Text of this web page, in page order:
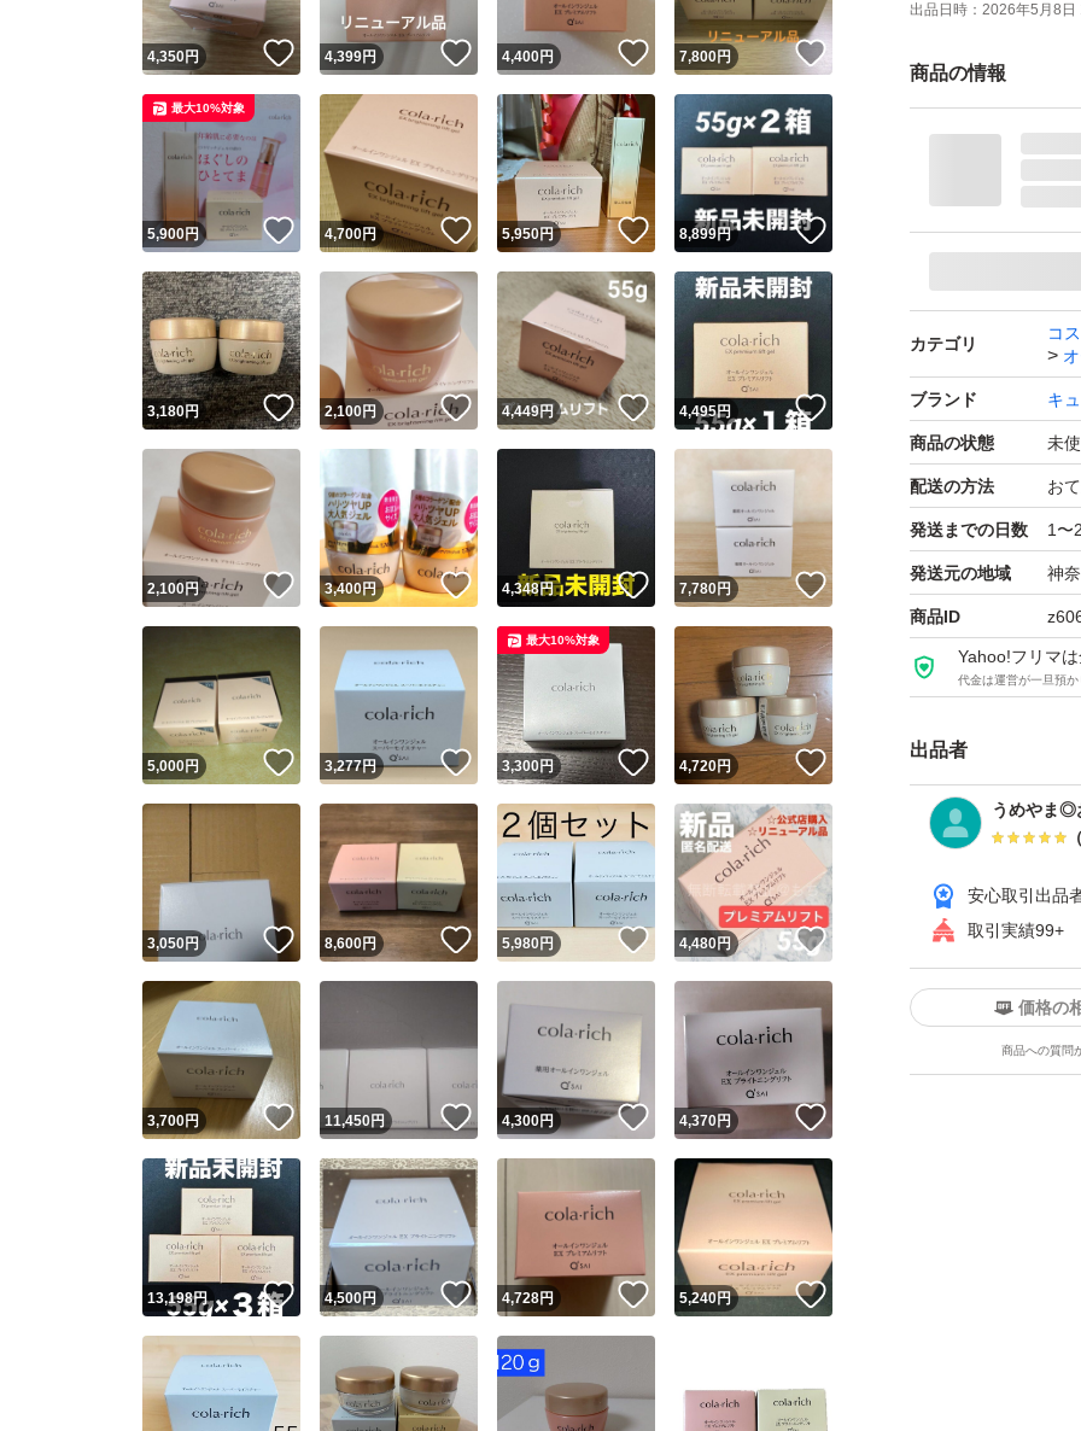
2025年10月に購入
があるものもござい
防水対策+ゆうパ
ない方よろしくお
☆値下げ不可☆
ブランド：キュー
ブランド：キュー
出品日時： 2026年5月8日
商品の情報
カテゴリ
コ
ブランド キ
商品の状態 未
配送の方法 お
発送までの日数 1〜
発送元の地域 神
商品ID
Yahoo!フリマ
代金は運営が一旦預
出品者
うめやま◎
（
安心取引出品
取引実績99+
ユーザーの実績について
Yahoo!フリマが定めた一定の基準を満たしたユーザーにバッジを付与しています
安心取引出品者
安心取引出品者 Yahoo!フリマの基準をクリアした安心・安全なユーザーです
取引実績
取引実績◯+
価格の
商品への質問
この商品の情報をコピーします
商品画像の 無断転載は禁止されています
コピーは
4,350円 いいね！
4,399円 いいね！
4,400円 いいね！
7,800円
5,900円 いいね！
最大10%対象
4,700円 いいね！
5,950円 いいね！
8,899円
3,180円 いいね！
2,100円 いいね！
4,449円 いいね！
4,495円
2,100円 いいね！
3,400円 いいね！
4,348円 いいね！
7,780円 いいね！
5,000円 いいね！
3,277円 いいね！
3,300 円 いいね！
最大10%対象
4,720円
3,050円 いいね！
8,600円 いいね！
5,980円 いいね！
4,480円 いいね！
3,700円 いいね！
11,450円 いいね！
4,300円 いいね！
4,370円
13,198円 いいね！
4,500円 いいね！
4,728円 いいね！
5,240円